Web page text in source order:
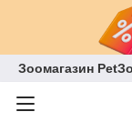
Зоомагазин